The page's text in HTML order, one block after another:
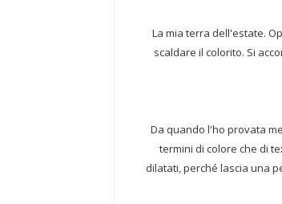
La mia terra dell'estate.
scaldare il colorito. Si
Da quando l'ho provata
termini di colore che di
dilatati, perché lascia una